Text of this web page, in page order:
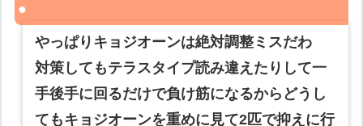
やっぱりキョジオーンは絶対調整ミスだわ
対策してもテラスタイプ読み違えたりして一
手後手に回るだけで負け筋になるからどうし
てもキョジオーンを重めに見て2匹で抑えに行